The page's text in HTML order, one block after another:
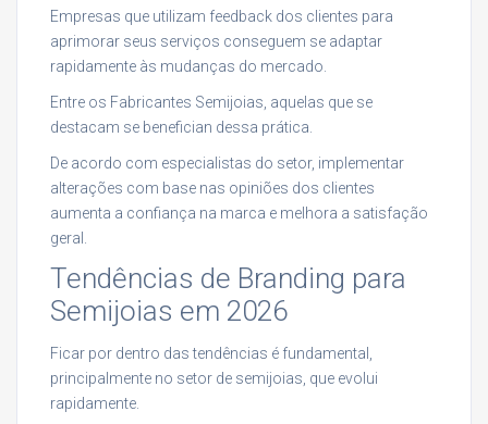
Empresas que utilizam feedback dos clientes para
aprimorar seus serviços conseguem se adaptar
rapidamente às mudanças do mercado.
Entre os Fabricantes Semijoias, aquelas que se
destacam se benefician dessa prática.
De acordo com especialistas do setor, implementar
alterações com base nas opiniões dos clientes
aumenta a confiança na marca e melhora a satisfação
geral.
Tendências de Branding para
Semijoias em 2026
Ficar por dentro das tendências é fundamental,
principalmente no setor de semijoias, que evolui
rapidamente.